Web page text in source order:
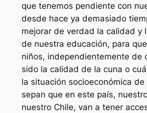
que tenemos pendiente con
desde hace ya demasiado
mejorar de verdad la calidad y
de nuestra educación, para
niños, independientemente de
sido la calidad de la cuna o
la situación socioeconómica de
sepan que en este país,
nuestro Chile, van a tener